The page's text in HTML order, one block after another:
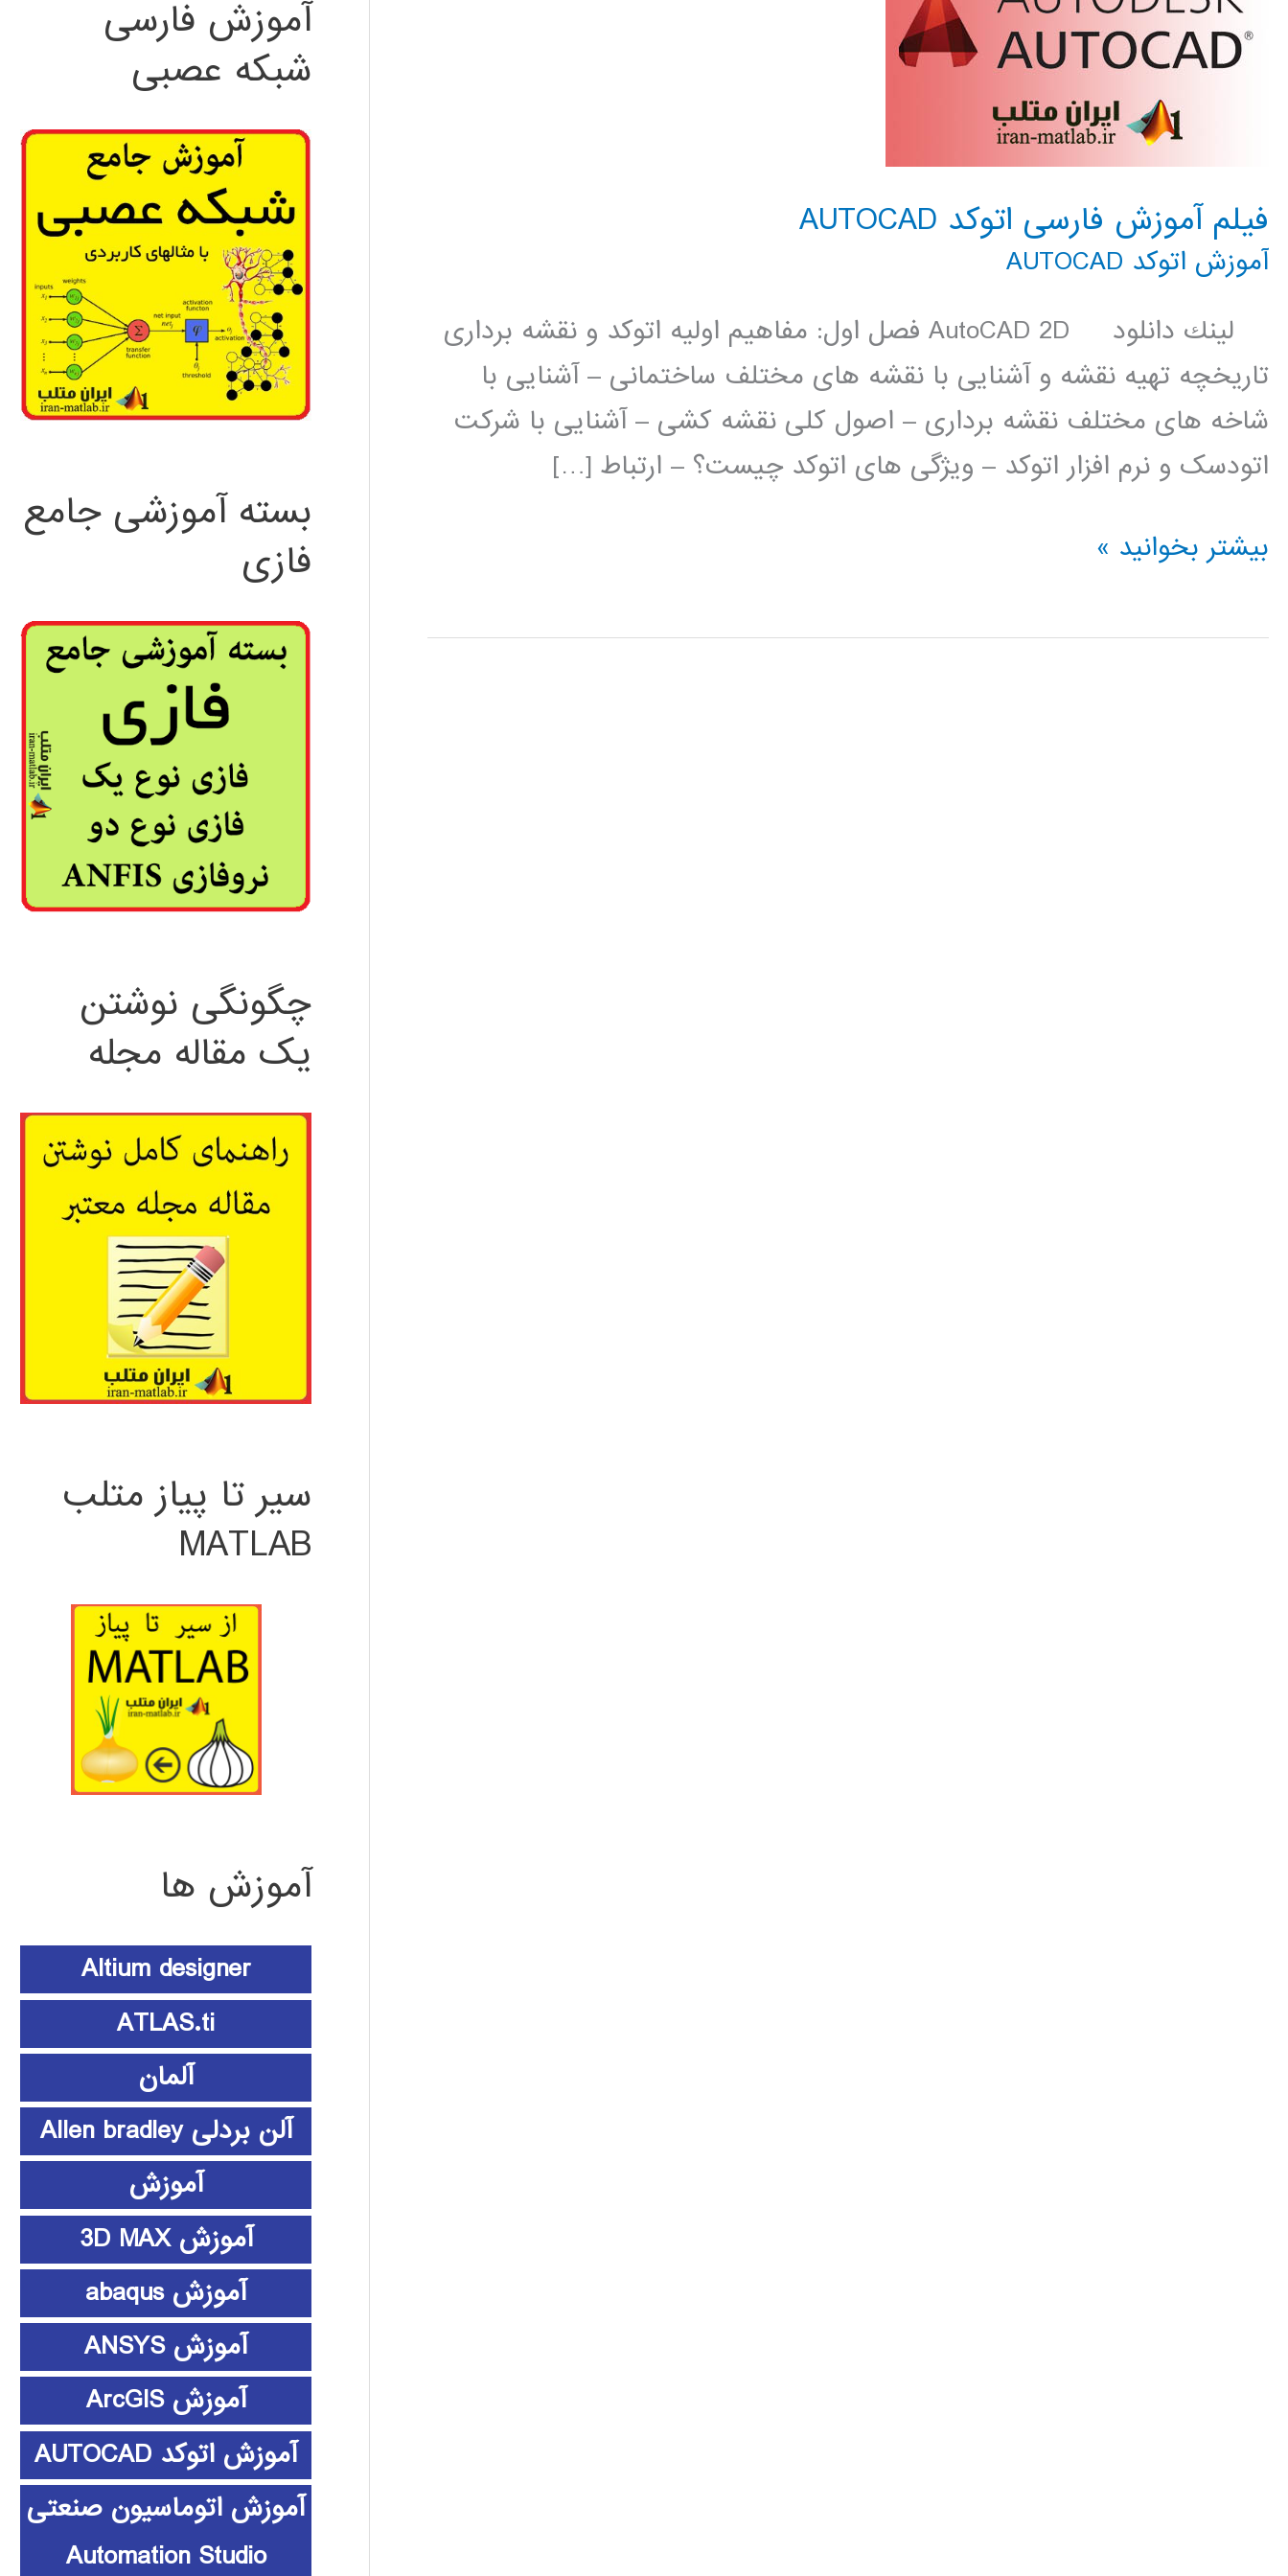
فیلم آموزش فارسی اتوکد AUTOCAD
آموزش اتوکد AUTOCAD
لينك دانلود AutoCAD 2D فصل اول: مفاهیم اولیه اتوکد و نقشه برداری
تاریخچه تهیه نقشه و آشنایی با نقشه های مختلف ساختمانی – آشنایی با
شاخه های مختلف نقشه برداری – اصول کلی نقشه کشی – آشنایی با شرکت
اتودسک و نرم افزار اتوکد – ویژگی های اتوکد چیست؟ – ارتباط […]
فیلم
فارسی
بیشتر بخوانید »
آموزش فارسی
شبکه عصبی
بسته آموزشی جامع
فازی
چگونگی نوشتن
یک مقاله مجله
سیر تا پیاز متلب
MATLAB
آموزش ها
Altium designer
ATLAS.ti
آلمان
آلن بردلی Allen bradley
آموزش
آموزش 3D MAX
آموزش abaqus
آموزش ANSYS
آموزش ArcGIS
آموزش اتوکد AUTOCAD
آموزش اتوماسیون صنعتی
Automation Studio